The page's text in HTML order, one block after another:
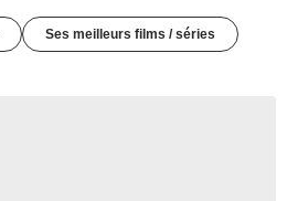
Ses meilleurs films / séries